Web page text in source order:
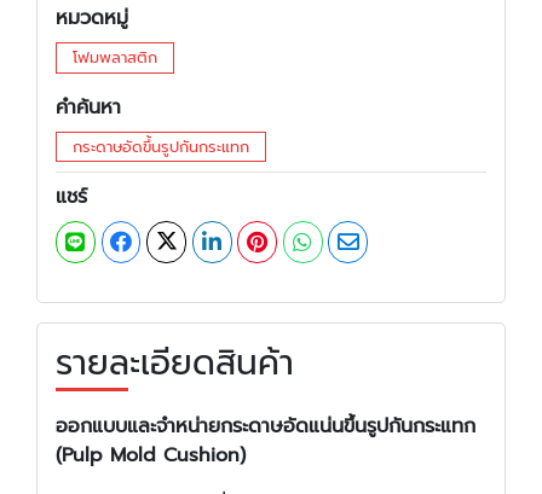
หมวดหมู่
โฟมพลาสติก
คำค้นหา
กระดาษอัดขึ้นรูปกันกระแทก
แชร์
รายละเอียดสินค้า
ออกแบบและจำหน่ายกระดาษอัดแน่นขึ้นรูปกันกระแทก
(Pulp Mold Cushion)